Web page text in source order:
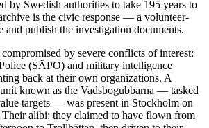
by Swedish authorities to take 195 years to
is the civic response — a volunteer-
publish the investigation documents.
by severe conflicts of interest:
(SÄPO) and military intelligence
back at their own organizations. A
known as the Vadsbogubbarna — tasked
targets — was present in Stockholm on
Their alibi: they claimed to have flown from